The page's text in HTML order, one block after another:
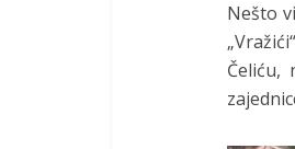
Nešto
Čeliću,